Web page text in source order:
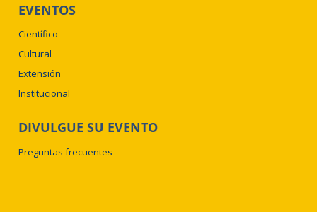
EVENTOS
Científico
Cultural
Extensión
Institucional
DIVULGUE SU EVENTO
Preguntas frecuentes